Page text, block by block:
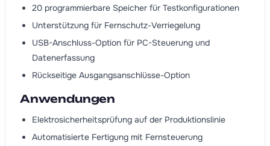
20 programmierbare Speicher für Testkonfigurationen
Unterstützung für Fernschutz-Verriegelung
USB-Anschluss-Option für PC-Steuerung und
Datenerfassung
Rückseitige Ausgangsanschlüsse-Option
Anwendungen
Elektrosicherheitsprüfung auf der Produktionslinie
Automatisierte Fertigung mit Fernsteuerung